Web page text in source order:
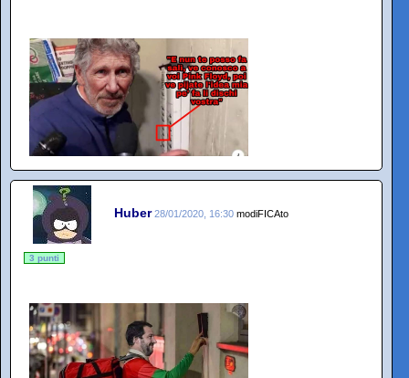
Huber 28/01/2020, 16:30 modiFICAto
3 punti